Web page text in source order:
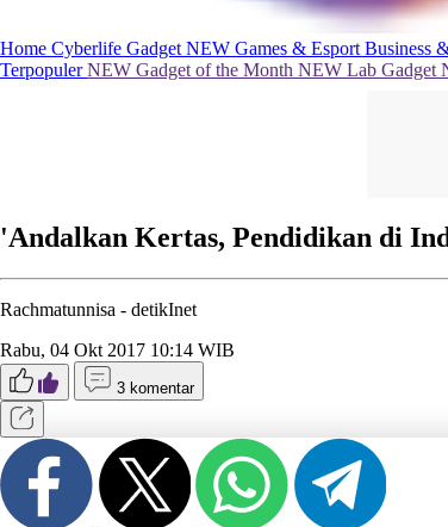
Home Cyberlife Gadget NEW Games & Esport Business
TerpopulerNEW Gadget of the Month NEW Lab Gadget
'Andalkan Kertas, Pendidikan di
Rachmatunnisa - detikInet
Rabu, 04 Okt 2017 10:14 WIB
3 komentar